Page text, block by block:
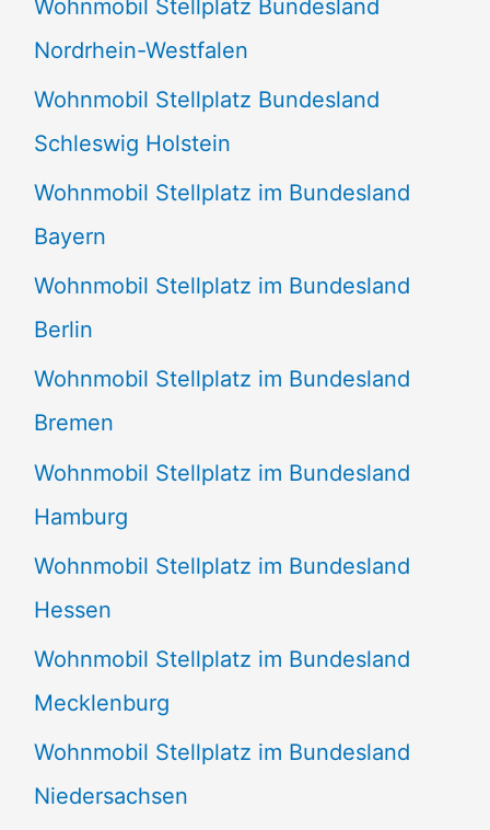
n
a
c
h
:
Wohnmobil Stellplatz Bundesland
Nordrhein-Westfalen
Wohnmobil Stellplatz Bundesland
Schleswig Holstein
Wohnmobil Stellplatz im Bundesland
Bayern
Wohnmobil Stellplatz im Bundesland
Berlin
Wohnmobil Stellplatz im Bundesland
Bremen
Wohnmobil Stellplatz im Bundesland
Hamburg
Wohnmobil Stellplatz im Bundesland
Hessen
Wohnmobil Stellplatz im Bundesland
Mecklenburg
Wohnmobil Stellplatz im Bundesland
Niedersachsen